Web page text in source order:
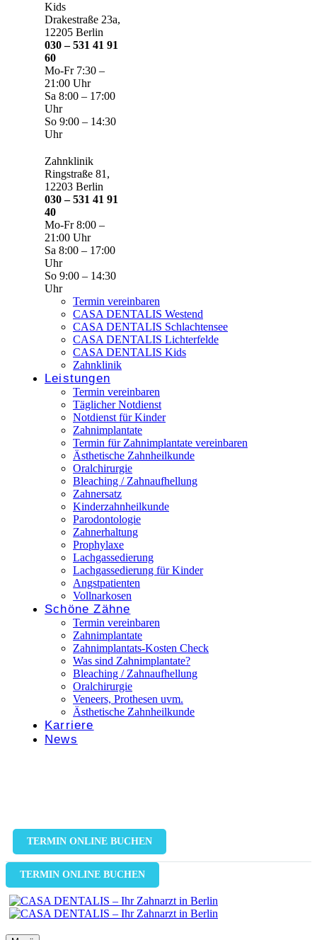
Kids
Drakestraße 23a,
12205 Berlin
030 – 531 41 91
60
Mo-Fr 7:30 –
21:00 Uhr
Sa 8:00 – 17:00
Uhr
So 9:00 – 14:30
Uhr
Zahnklinik
Ringstraße 81,
12203 Berlin
030 – 531 41 91
40
Mo-Fr 8:00 –
21:00 Uhr
Sa 8:00 – 17:00
Uhr
So 9:00 – 14:30
Uhr
Termin vereinbaren
CASA DENTALIS Westend
CASA DENTALIS Schlachtensee
CASA DENTALIS Lichterfelde
CASA DENTALIS Kids
Zahnklinik
Leistungen
Termin vereinbaren
Täglicher Notdienst
Notdienst für Kinder
Zahnimplantate
Termin für Zahnimplantate vereinbaren
Ästhetische Zahnheilkunde
Oralchirurgie
Bleaching / Zahnaufhellung
Zahnersatz
Kinderzahnheilkunde
Parodontologie
Zahnerhaltung
Prophylaxe
Lachgassedierung
Lachgassedierung für Kinder
Angstpatienten
Vollnarkosen
Schöne Zähne
Termin vereinbaren
Zahnimplantate
Zahnimplantats-Kosten Check
Was sind Zahnimplantate?
Bleaching / Zahnaufhellung
Oralchirurgie
Veneers, Prothesen uvm.
Ästhetische Zahnheilkunde
Karriere
News
TERMIN ONLINE BUCHEN
TERMIN ONLINE BUCHEN